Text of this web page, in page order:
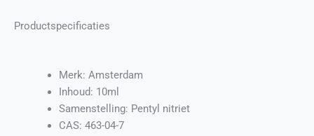
Productspecificaties
Merk: Amsterdam
Inhoud: 10ml
Samenstelling: Pentyl nitriet
CAS: 463-04-7